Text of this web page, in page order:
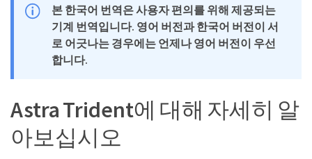
본 한국어 번역은 사용자 편의를 위해 제공되는
기계 번역입니다. 영어 버전과 한국어 버전이 서
로 어긋나는 경우에는 언제나 영어 버전이 우선
합니다.
Astra Trident에 대해 자세히 알
아보십시오